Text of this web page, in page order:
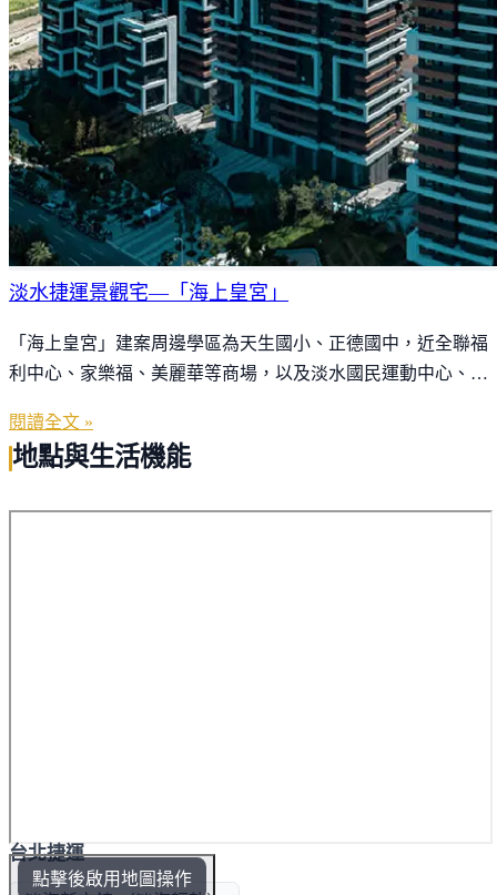
淡水捷運景觀宅—「海上皇宮」
「海上皇宮」建案周邊學區為天生國小、正德國中，近全聯福
利中心、家樂福、美麗華等商場，以及淡水國民運動中心、淡
新市鎮站及淡金公路，聯外道路方便，輕鬆聯繫大台北地區及
外縣市。
閱讀全文 »
地點與生活機能
點擊後啟用地圖操作
台北捷運